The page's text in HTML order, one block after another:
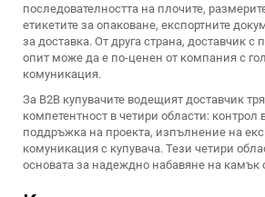
последователността на плочите,
етикетите за опаковане, експортните
за доставка. От друга страна, доставчик с
опит може да е по-ценен от компания с
комуникация.
За B2B купувачите водещият доставчик
компетентност в четири области: контрол
поддръжка на проекта, изпълнение на
комуникация с купувача. Тези четири
основата за надеждно набавяне на камък